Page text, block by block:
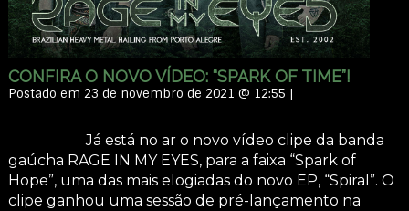
CONFIRA O NOVO VÍDEO: “SPARK OF TIME”!
Postado em 23 de novembro de 2021 @ 12:55 |
Já está no ar o novo vídeo clipe da banda
gaúcha RAGE IN MY EYES, para a faixa “Spark of
Hope”, uma das mais elogiadas do novo EP, “Spiral”. O
clipe ganhou uma sessão de pré-lançamento na